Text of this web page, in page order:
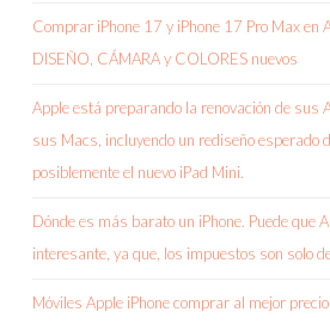
Comprar iPhone 17 y iPhone 17 Pro Max en
DISEÑO, CÁMARA y COLORES nuevos
Apple está preparando la renovación de sus
sus Macs, incluyendo un rediseño esperado
posiblemente el nuevo iPad Mini.
Dónde es más barato un iPhone. Puede que
interesante, ya que, los impuestos son solo
Móviles Apple iPhone comprar al mejor